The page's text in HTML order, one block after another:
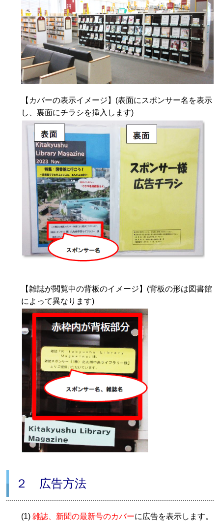
【カバーの表示イメージ】(表面にスポンサー名を表示
し、裏面にチラシを挿入します)
【雑誌が閲覧中の背板のイメージ】(背板の形は図書館
によって異なります)
２ 広告方法
(1) 雑誌、新聞の最新号のカバーに広告を表示します。